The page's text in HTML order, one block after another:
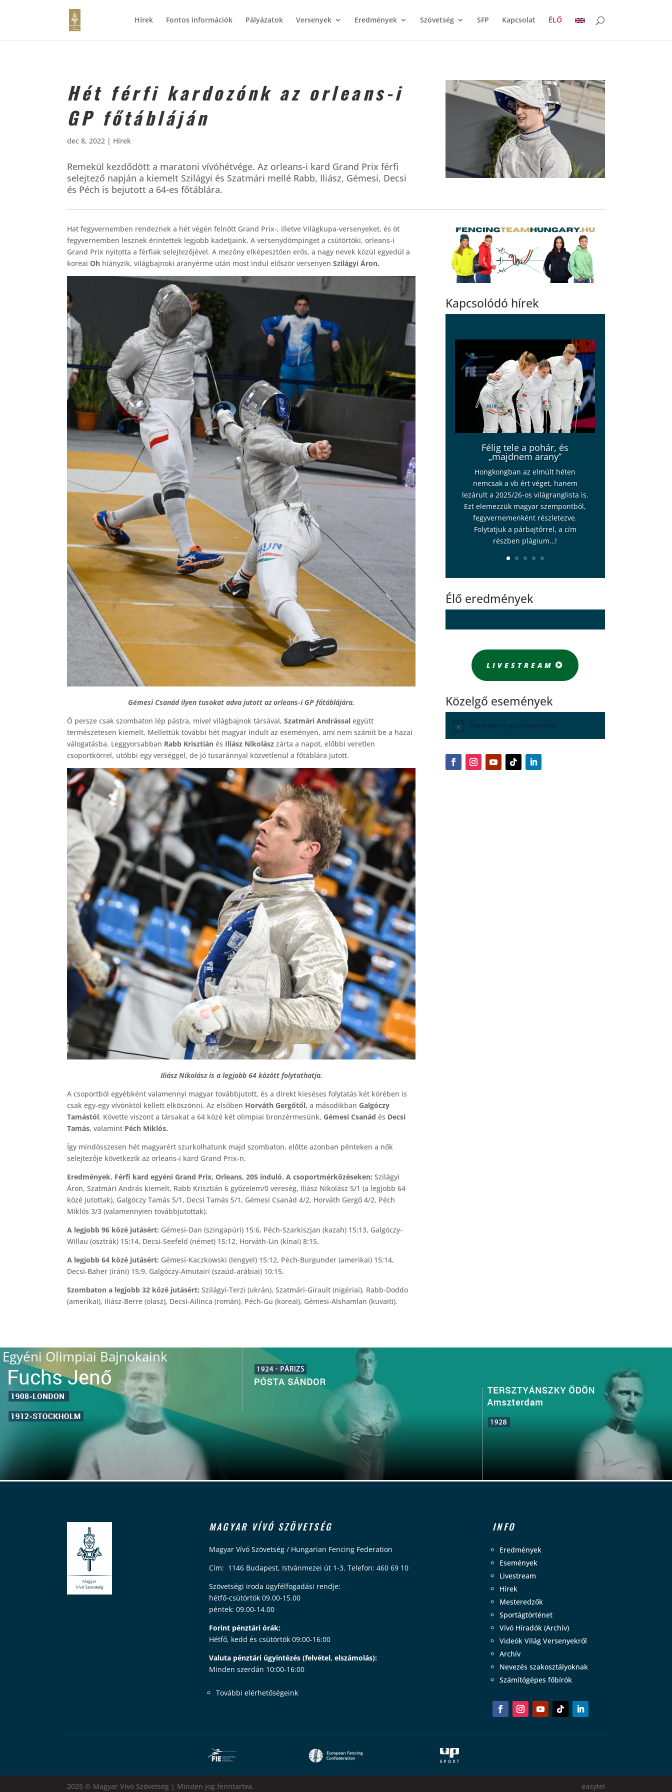
Hírek Fontos információk Pályázatok Versenyek Eredmények Szövetség SFP Kapcsolat ÉLŐ
Hét férfi kardozónk az orleans-i
GP főtábláján
dec 8, 2022 | Hírek
Remekül kezdődött a maratoni vívóhétvége. Az orleans-i kard Grand Prix férfi
selejtező napján a kiemelt Szilágyi és Szatmári mellé Rabb, Iliász, Gémesi, Decsi
és Péch is bejutott a 64-es főtáblára.
Hat fegyvernemben rendeznek a hét végén felnőtt Grand Prix-, illetve Világkupa-versenyeket, és öt
fegyvernemben lesznek érintettek legjobb kadetjaink. A versenydömpinget a csütörtöki, orleans-i
Grand Prix nyitotta a férfiak selejtezőjével. A mezőny elképesztően erős, a nagy nevek közül egyedül a
koreaiOh hiányzik, világbajnoki aranyérme után most indul először versenyenSzilágyi Áron.
Gémesi Csanád ilyen tusokat adva jutott az orleans-i GP főtáblájára.
Ő persze csak szombaton lép pástra, mivel világbajnok társával,Szatmári Andrással együtt
természetesen kiemelt. Mellettük további hét magyar indult az eseményen, ami nem számít be a hazai
válogatásba. Leggyorsabban Rabb Krisztián és Iliász Nikolászzárta a napot, előbbi veretlen
csoportkörrel, utóbbi egy verséggel, de jó tusaránnyal közvetlenül a főtáblára jutott.
Iliász Nikolász is a legjobb 64 között folytathatja.
A csoportból egyébként valamennyi magyar továbbjutott, és a direkt kieséses folytatás két körében is
csak egy-egy vívónktól kellett elköszönni. Az elsőben Horváth Gergőtől, a másodikban Galgóczy
Tamástól. Követte viszont a társakat a 64 közé két olimpiai bronzérmesünk, Gémesi Csanád és Decsi
Tamás, valamint Péch Miklós.
Így mindösszesen hét magyarért szurkolhatunk majd szombaton, előtte azonban pénteken a nők
selejtezője következik az orleans-i kard Grand Prix-n.
Eredmények. Férfi kard egyéni Grand Prix, Orleans, 205 induló. A csoportmérkőzéseken:Szilágyi
Áron, Szatmári András kiemelt, Rabb Krisztián 6 győzelem/0 vereség, Iliász Nikolász 5/1 (a legjobb 64
közé jutottak), Galgóczy Tamás 5/1, Decsi Tamás 5/1, Gémesi Csanád 4/2, Horváth Gergő 4/2, Péch
Miklós 3/3 (valamennyien továbbjutottak).
A legjobb 96 közé jutásért: Gémesi-Dan (szingapúri) 15:6, Péch-Szarkiszjan (kazah) 15:13, Galgóczy-
Willau (osztrák) 15:14, Decsi-Seefeld (német) 15:12, Horváth-Lin (kínai) 8:15.
A legjobb 64 közé jutásért: Gémesi-Kaczkowski (lengyel) 15:12, Péch-Burgunder (amerikai) 15:14,
Decsi-Baher (iráni) 15:9, Galgóczy-Amutairi (szaúd-arábiai) 10:15.
Szombaton a legjobb 32 közé jutásért: Szilágyi-Terzi (ukrán), Szatmári-Girault (nigériai), Rabb-Doddo
(amerikai), Iliász-Berre (olasz), Decsi-Ailinca (román), Péch-Gu (koreai), Gémesi-Alshamlan (kuvaiti).
Kapcsolódó hírek
Félig tele a pohár, és
„majdnem arany”
Hongkongban az elmúlt héten
nemcsak a vb ért véget, hanem
lezárult a 2025/26-os világranglista is.
Ezt elemezzük magyar szempontból,
fegyvernemenként részletezve.
Folytatjuk a párbajtőrrel, a cím
részben plágium…!
Élő eredmények
LIVESTREAM
Közelgő események
There are no upcoming events.
Egyéni Olimpiai Bajnokaink
MAGYAR VÍVÓ SZÖVETSÉG
Magyar Vívó Szövetség / Hungarian Fencing Federation
Cím: 1146 Budapest, Istvánmezei út 1-3. Telefon: 460 69 10
Szövetségi iroda ügyfélfogadási rendje:
hétfő-csütörtök 09.00-15.00
péntek: 09.00-14.00
Forint pénztári órák:
Hétfő, kedd és csütörtök 09:00-16:00
Valuta pénztári ügyintézés (felvétel, elszámolás):
Minden szerdán 10:00-16:00
További elérhetőségeink
INFO
Eredmények
Események
Livestream
Hírek
Mesteredzők
Sportágtörténet
Vívó Híradók (Archív)
Videók Világ Versenyekről
Archív
Nevezés szakosztályoknak
Számítógépes főbírók
2025 © Magyar Vívó Szövetség | Minden jog fenntartva. easytel